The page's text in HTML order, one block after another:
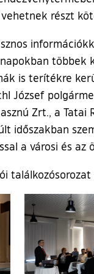
részt
is terítékre
József
Zrt., a
időszakban
a városi és